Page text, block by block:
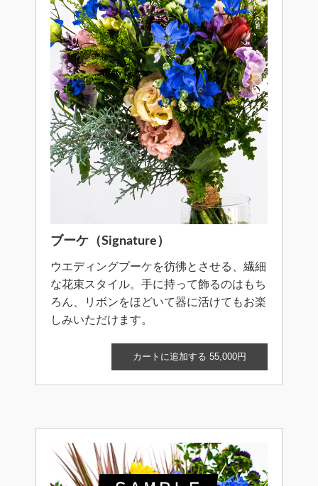
ブーケ（Signature）
ウエディングブーケを彷彿とさせる、繊細
な花束スタイル。手に持って飾るのはもち
ろん、リボンをほどいて器に活けてもお楽
しみいただけます。
カートに追加する 55,000円